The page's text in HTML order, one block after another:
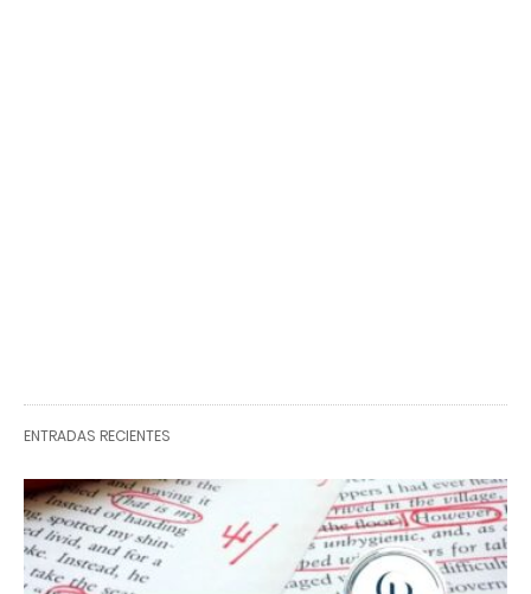
ENTRADAS RECIENTES